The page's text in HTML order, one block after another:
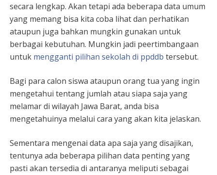
secara lengkap. Akan tetapi ada beberapa data umum
yang memang bisa kita coba lihat dan perhatikan
ataupun juga bahkan mungkin gunakan untuk
berbagai kebutuhan. Mungkin jadi peertimbangaan
untuk mengganti pilihan sekolah di ppddb tersebut.
Bagi para calon siswa ataupun orang tua yang ingin
mengetahui tentang jumlah atau siapa saja yang
melamar di wilayah Jawa Barat, anda bisa
mengetahuinya melalui cara yang akan kita jelaskan.
Sementara mengenai data apa saja yang disajikan,
tentunya ada beberapa pilihan data penting yang
pasti akan tersedia di antaranya meliputi sebagai